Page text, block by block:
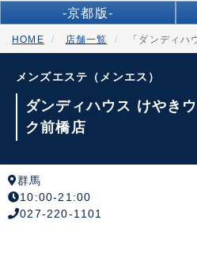
-京都版-
HOME 店舗一覧 「ダンディハ
メンズエステ（メンエス）
ダンディハウス けやき
ク前橋店
群馬
10:00-21:00
027-220-1101